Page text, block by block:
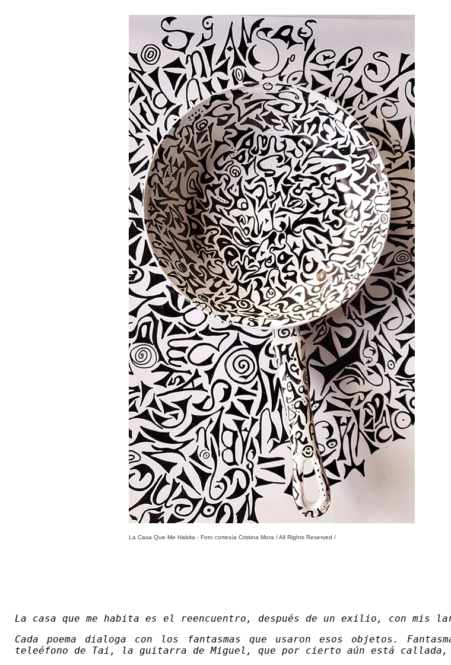
La Casa Que Me Habita - Foto cortesía Cristina Mora / All Rights Reserved /
La casa que me habita es el reencuentro, después de un exilio, con mis
Cada poema dialoga con los fantasmas que usaron esos objetos.
teleéfono de Tai, la guitarra de Miguel, que por cierto aún está